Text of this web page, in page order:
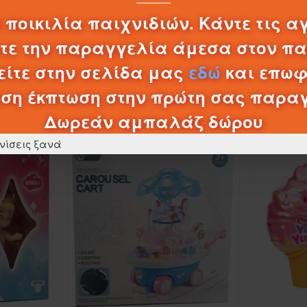
παιχνιδιών. Κάντε τις
την παραγγελία άμεσα στον
στην σελίδα μας εδώ και
έκπτωση στην πρώτη σας
Δωρεάν αμπαλάζ δώρου
ξανά
ΚΑΛΆΘΙ
ΠΡΟΪΌΝΤΑ ΚΑΤΗΓΟΡΊΑΣ